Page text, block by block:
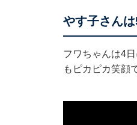
やす子さん
フワちゃんは4
もピカピカ笑顔